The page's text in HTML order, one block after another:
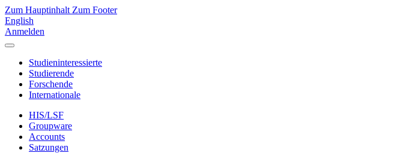
Zum Hauptinhalt Zum Footer
English
Anmelden
Studieninteressierte
Studierende
Forschende
Internationale
HIS/LSF
Groupware
Accounts
Satzungen